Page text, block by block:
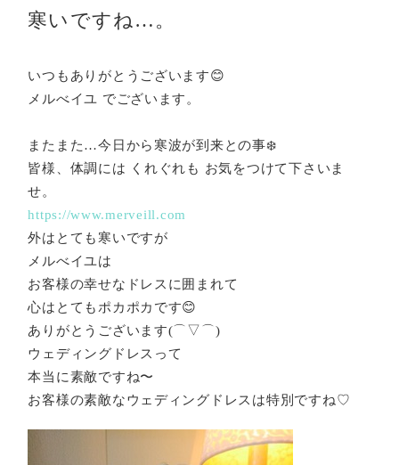
寒いですね…。
いつもありがとうございます😊
メルべイユ でございます。
またまた…今日から寒波が到来との事❄️
皆様、体調には くれぐれも お気をつけて下さいま
せ。
https://www.merveill.com
外はとても寒いですが
メルべイユは
お客様の幸せなドレスに囲まれて
心はとてもポカポカです😊
ありがとうございます(⌒▽⌒)
ウェディングドレスって
本当に素敵ですね〜
お客様の素敵なウェディングドレスは特別ですね♡